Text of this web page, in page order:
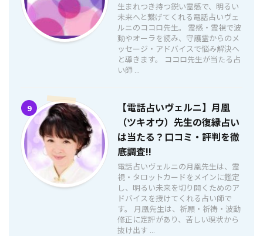
生まれつき持つ鋭い霊感で、明るい
未来へと繋げてくれる電話占いヴェ
ルニのココロ先生。 霊感・霊視で波
動やオーラを読み、守護霊からのメ
ッセージ・アドバイスで悩み解決へ
と導きます。 ココロ先生が当たる占
い師 ...
9
【電話占いヴェルニ】月凰
（ツキオウ）先生の復縁占い
は当たる？口コミ・評判を徹
底調査!!
電話占いヴェルニの月凰先生は、霊
視・タロットカードをメインに鑑定
し、明るい未来を切り開くためのア
ドバイスを授けてくれる占い師で
す。 月凰先生は、祈願・祈祷・波動
修正に定評があり、苦しい現状から
抜け出す ...